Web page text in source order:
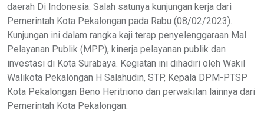
daerah Di Indonesia. Salah satunya kunjungan kerja dari
Pemerintah Kota Pekalongan pada Rabu (08/02/2023).
Kunjungan ini dalam rangka kaji terap penyelenggaraan Mal
Pelayanan Publik (MPP), kinerja pelayanan publik dan
investasi di Kota Surabaya. Kegiatan ini dihadiri oleh Wakil
Walikota Pekalongan H Salahudin, STP, Kepala DPM-PTSP
Kota Pekalongan Beno Heritriono dan perwakilan lainnya dari
Pemerintah Kota Pekalongan.